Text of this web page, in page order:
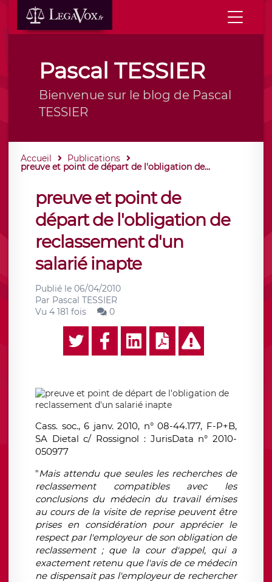
Pascal TESSIER
Bienvenue sur le blog de Pascal
TESSIER
Accueil Publications
preuve et point de départ de l'obligation de...
preuve et point de
départ de l'obligation de
reclassement d'un
salarié inapte
Publié le 06/04/2010
Par Pascal TESSIER
Vu 4 181 fois
0
Cass. soc., 6 janv. 2010, n° 08-44.177, F-P+B,
SA Dietal c/ Rossignol : JurisData n° 2010-
050977
"Mais attendu que seules les recherches de
reclassement compatibles avec les
conclusions du médecin du travail émises
au cours de la visite de reprise peuvent être
prises en considération pour apprécier le
respect par l'employeur de son obligation de
reclassement ; que la cour d'appel, qui a
exactement retenu que l'avis de ce médecin
ne dispensait pas l'employeur de rechercher